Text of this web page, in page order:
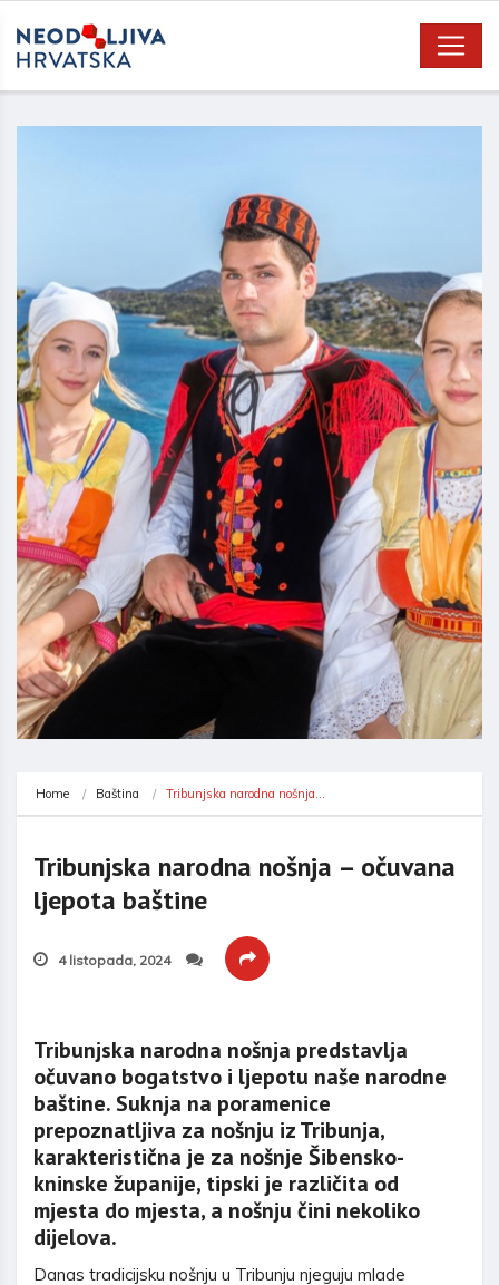
Home Baština Tribunjska narodna nošnja…
Tribunjska narodna nošnja – očuvana
ljepota baštine
4 listopada, 2024
Tribunjska narodna nošnja predstavlja
očuvano bogatstvo i ljepotu naše narodne
baštine. Suknja na poramenice
prepoznatljiva za nošnju iz Tribunja,
karakteristična je za nošnje Šibensko-
kninske županije, tipski je različita od
mjesta do mjesta, a nošnju čini nekoliko
dijelova.
Danas tradicijsku nošnju u Tribunju njeguju mlade